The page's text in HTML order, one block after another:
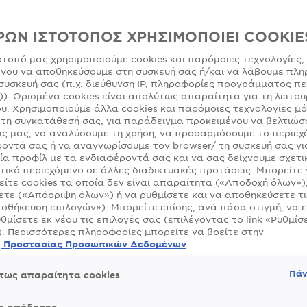
ξανθού
Ιουνίου 10, 2025
πάγου μέχρι το χρυσαφένιο καραμελέ, το ξανθό
την περσινή τάση που επέτασσε σκούρα χρώματα
ή ζεστό καραμελέ; Η επιλογή είναι δική σας!
η τάση του πιο «ήσυχου» ξανθού προς πιο
το ξανθό γίνεται πιο ξανθό και πιο εντυπωσιακό.
σήμερα είναι το πολύ ψυχρό ξανθό του πάγου, το σχεδόν
τόνους βάσης, αυτό το χρώμα ταιριάζει εξαιρετικά
ενώ αναδεικνύεται τέλεια αν αναμειχθεί με
ανταύγειες σε στιλ babylights ή balayage. Οι μέθοδοι
πιο φυσικό αποτέλεσμα, σε σύγκριση με το ombre
δίνοντας βάθος στο χρώμα των μαλλιών σας χωρίς
ΙΣΤΟΤΟΠΟΣ ΧΡΗΣΙΜΟΠΟΙΕΙ
μας χρησιμοποιούμε cookies και παρόμοιες τεχνολογίες,
να αποθηκεύσουμε στη συσκευή σας ή/και να λάβουμε
σας (π.χ. διεύθυνση IP, πληροφορίες προγράμματος
Ορισμένα cookies είναι απολύτως απαραίτητα για τη
Χρησιμοποιούμε άλλα cookies και παρόμοιες τεχνολογίες
συγκατάθεσή σας, για παράδειγμα προκειμένου να
μας, να αναλύσουμε τη χρήση, να προσαρμόσουμε το
σας ή να αναγνωρίσουμε τον browser/ τη συσκευή σας
προφίλ με τα ενδιαφέροντά σας και να σας δείχνουμε
περιεχόμενο σε άλλες διαδικτυακές προτάσεις. Μπορείτε
cookies τα οποία δεν είναι απαραίτητα («Αποδοχή
(«Απόρριψη όλων») ή να ρυθμίσετε και να αποθηκεύσετε
επιλογών»). Μπορείτε επίσης, ανά πάσα στιγμή, να
εκ νέου τις επιλογές σας (επιλέγοντας το link
Περισσότερες πληροφορίες μπορείτε να βρείτε στην
Προστασίας Προσωπικών Δεδομένων
απαραίτητα cookies